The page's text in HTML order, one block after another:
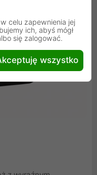
w celu zapewnienia jej
ich, abyś mógł
się zalogować.
wszystko